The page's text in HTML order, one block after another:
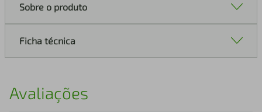
Sobre o produto
Ficha técnica
Avaliações